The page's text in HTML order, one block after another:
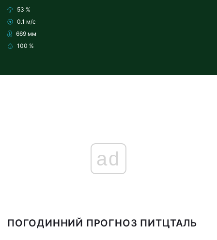
53 %
0.1 м/с
669 мм
100 %
ad
ПОГОДИННИЙ ПРОГНОЗ ПИТЦТАЛЬ